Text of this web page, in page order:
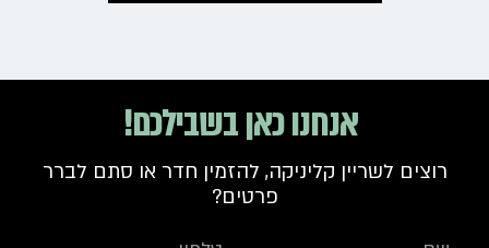
אנחנו כאן בשבילכם!
רוצים לשריין קליניקה, להזמין חדר או סתם לברר
פרטים?